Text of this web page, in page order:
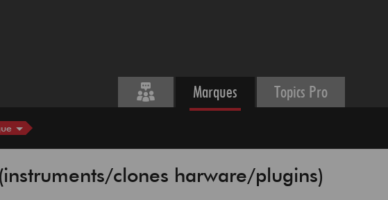
Marques Topics Pro
clones harware/plugins)